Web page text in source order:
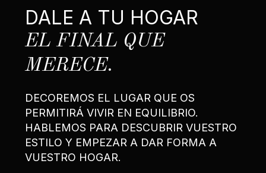
DALE A TU HOGAR
EL FINAL QUE
MERECE.
DECOREMOS EL LUGAR QUE OS
PERMITIRÁ VIVIR EN EQUILIBRIO.
HABLEMOS PARA DESCUBRIR VUESTRO
ESTILO Y EMPEZAR A DAR FORMA A
VUESTRO HOGAR.